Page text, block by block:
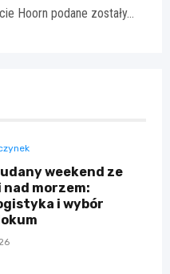
Hoorn podane zostały…
weekend ze
morzem:
i wybór